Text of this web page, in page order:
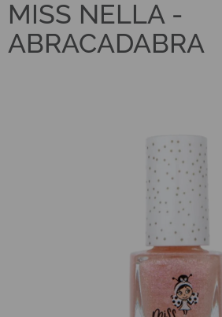
MISS NELLA -
ABRACADABRA